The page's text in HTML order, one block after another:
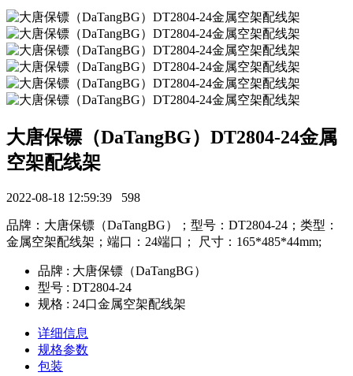
大唐保镖（DaTangBG）DT2804-24金属
空架配线架
2022-08-18 12:59:39 598
品牌：大唐保镖（DaTangBG）；型号：DT2804-24；类型：
金属空架配线架；端口：24端口； 尺寸：165*485*44mm;
品牌 : 大唐保镖（DaTangBG）
型号 : DT2804-24
规格 : 24口金属空架配线架
详细信息
规格参数
包装